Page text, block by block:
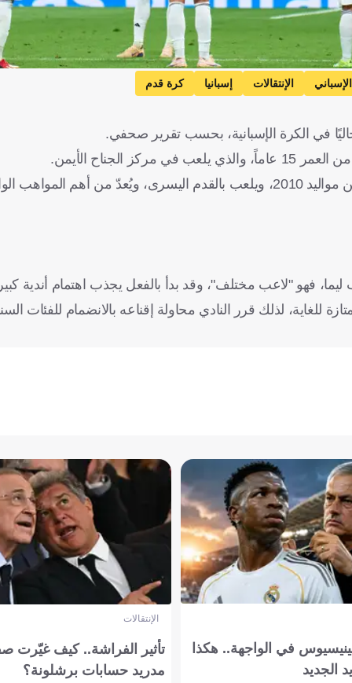
الإنتقالات إسبانيا كرة قدم
في الكرة الإسبانية، بحسب تقرير صحفي.
الجناح الأيمن.
الواعدة في ناديه.
فهو "لاعب مختلف"، وقد بدأ بالفعل يجذب اهتمام أندية
لذلك قرر النادي محاولة إقناعه بالانضمام للفئات
في الواجهة.. هكذا
الجديد
الإنتقالات
تأثير الفراشة.. كيف غيّرت
مدريد حسابات برشلونة؟